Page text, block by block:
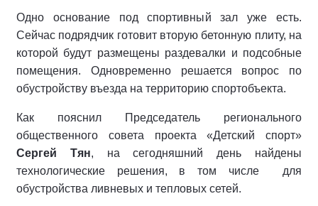
Одно основание под спортивный зал уже есть.
Сейчас подрядчик готовит вторую бетонную плиту, на
которой будут размещены раздевалки и подсобные
помещения. Одновременно решается вопрос по
обустройству въезда на территорию спортобъекта.
Как пояснил Председатель регионального
общественного совета проекта «Детский спорт»
Сергей Тян, на сегодняшний день найдены
технологические решения, в том числе для
обустройства ливневых и тепловых сетей.